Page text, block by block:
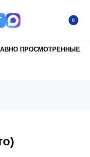
0
ПРОСМОТРЕННЫЕ